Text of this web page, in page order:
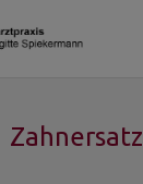
Zahnersatz